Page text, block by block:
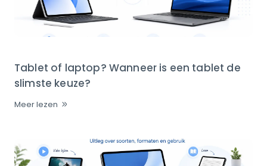
Tablet of laptop? Wanneer is een tablet de
slimste keuze?
Meer lezen